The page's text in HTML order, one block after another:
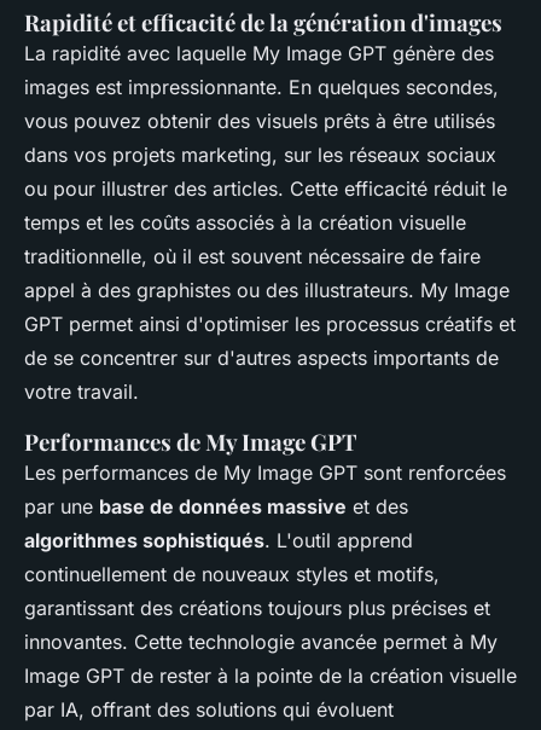
Rapidité et efficacité de la génération d'images
La rapidité avec laquelle My Image GPT génère des
images est impressionnante. En quelques secondes,
vous pouvez obtenir des visuels prêts à être utilisés
dans vos projets marketing, sur les réseaux sociaux
ou pour illustrer des articles. Cette efficacité réduit le
temps et les coûts associés à la création visuelle
traditionnelle, où il est souvent nécessaire de faire
appel à des graphistes ou des illustrateurs. My Image
GPT permet ainsi d'optimiser les processus créatifs et
de se concentrer sur d'autres aspects importants de
votre travail.
Performances de My Image GPT
Les performances de My Image GPT sont renforcées
par une base de données massive et des
algorithmes sophistiqués. L'outil apprend
continuellement de nouveaux styles et motifs,
garantissant des créations toujours plus précises et
innovantes. Cette technologie avancée permet à My
Image GPT de rester à la pointe de la création visuelle
par IA, offrant des solutions qui évoluent